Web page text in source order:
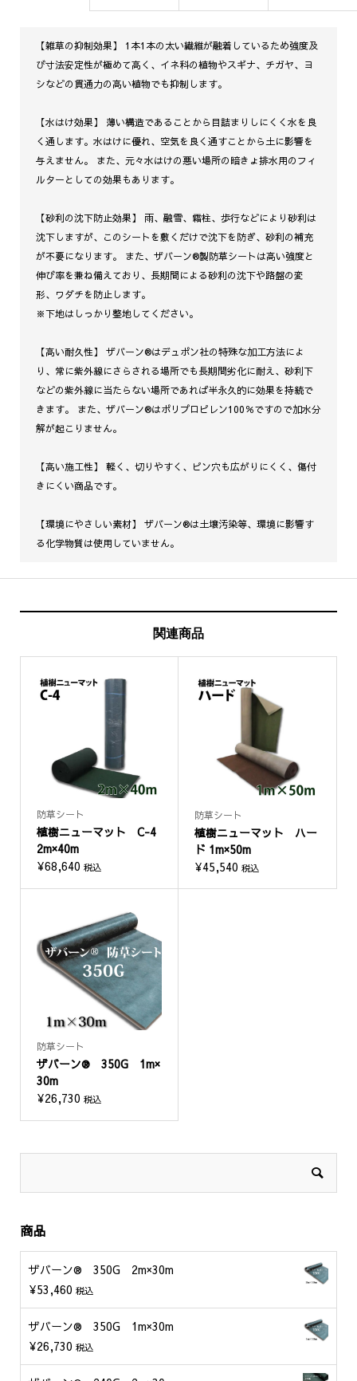
【雑草の抑制効果】 1本1本の太い繊維が融着しているため強度及
び寸法安定性が極めて高く、イネ科の植物やスギナ、チガヤ、ヨ
シなどの貫通力の高い植物でも抑制します。
【水はけ効果】 薄い構造であることから目詰まりしにくく水を良
く通します。水はけに優れ、空気を良く通すことから土に影響を
与えません。 また、元々水はけの悪い場所の暗きょ排水用のフィ
ルターとしての効果もあります。
【砂利の沈下防止効果】 雨、融雪、霜柱、歩行などにより砂利は
沈下しますが、このシートを敷くだけで沈下を防ぎ、砂利の補充
が不要になります。 また、ザバーン®製防草シートは高い強度と
伸び率を兼ね備えており、長期間による砂利の沈下や路盤の変
形、ワダチを防止します。
※下地はしっかり整地してください。
【高い耐久性】 ザバーン®はデュポン社の特殊な加工方法によ
り、常に紫外線にさらされる場所でも長期間劣化に耐え、砂利下
などの紫外線に当たらない場所であれば半永久的に効果を持続で
きます。 また、ザバーン®はポリプロピレン100％ですので加水分
解が起こりません。
【高い施工性】 軽く、切りやすく、ピン穴も広がりにくく、傷付
きにくい商品です。
【環境にやさしい素材】 ザバーン®は土壌汚染等、環境に影響す
る化学物質は使用していません。
関連商品
防草シート
植樹ニューマット C-4
2m×40m
¥68,640 税込
防草シート
植樹ニューマット ハー
ド 1m×50m
¥45,540 税込
防草シート
ザバーン® 350G 1m×
30m
¥26,730 税込
商品
ザバーン® 350G 2m×30m
¥53,460 税込
ザバーン® 350G 1m×30m
¥26,730 税込